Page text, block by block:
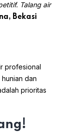
Talang air
Bekasi
profesional
dan
prioritas